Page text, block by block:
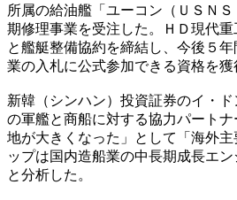
所属の給油艦「ユーコン（ＵＳＮ
期修理事業を受注した。ＨＤ現代
と艦艇整備協約を締結し、今後５
業の入札に公式参加できる資格を獲
新韓（シンハン）投資証券のイ・
の軍艦と商船に対する協力パート
地が大きくなった」として「海外
ップは国内造船業の中長期成長エン
と分析した。